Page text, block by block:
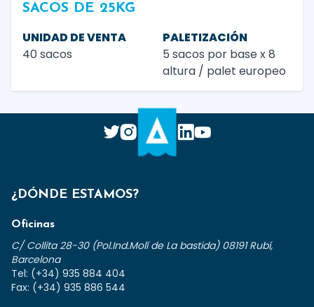
SACOS DE 25KG
UNIDAD DE VENTA
40 sacos
PALETIZACIÓN
5 sacos por base x 8
altura / palet europeo
¿DÓNDE ESTAMOS?
Oficinas
C/ Collita 28-30 (Pol.Ind.Molí de La bastida) 08191 Rubí,
Barcelona
Tel: (+34) 935 884 404
Fax: (+34) 935 886 544